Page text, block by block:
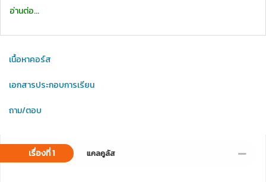
อ่านต่อ...
เนื้อหาคอร์ส
เอกสารประกอบการเรียน
ถาม/ตอบ
เรื่องที่ 1 แคลคูลัส